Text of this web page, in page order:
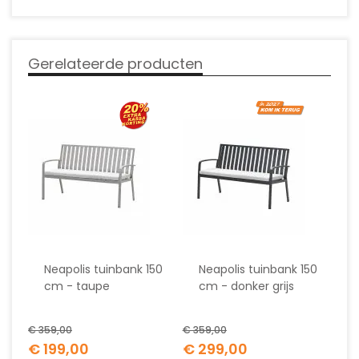
Gerelateerde producten
Neapolis tuinbank 150
cm - taupe
Special
€ 199,00
€ 359,00
Neapolis tuinbank 150
cm - donker grijs
Special
€ 299,00
€ 359,00